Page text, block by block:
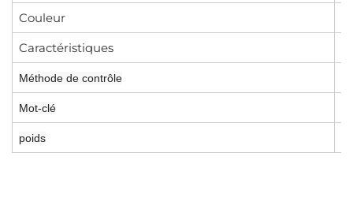
Couleur
Caractéristiques
Méthode de contrôle
Mot-clé
poids